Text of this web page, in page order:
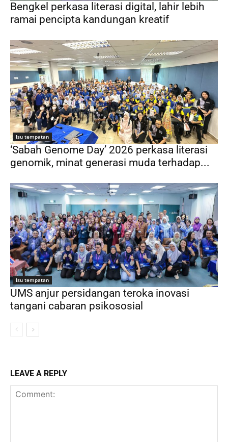
Bengkel perkasa literasi digital, lahir lebih
ramai pencipta kandungan kreatif
Isu tempatan
‘Sabah Genome Day’ 2026 perkasa literasi
genomik, minat generasi muda terhadap...
Isu tempatan
UMS anjur persidangan teroka inovasi
tangani cabaran psikososial
LEAVE A REPLY